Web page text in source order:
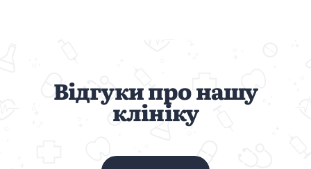
Відгуки про нашу
клініку